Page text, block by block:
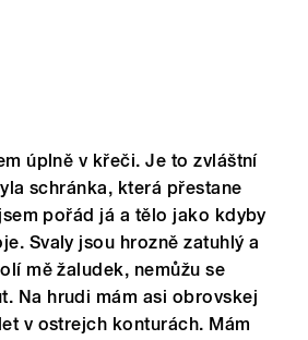
úplně v křeči. Je to zvláštní
schránka, která přestane
pořád já a tělo jako kdyby
Svaly jsou hrozně zatuhlý a
mě žaludek, nemůžu se
Na hrudi mám asi obrovskej
v ostrejch konturách. Mám